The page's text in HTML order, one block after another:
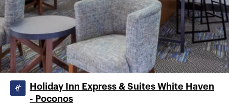
Holiday Inn Express & Suites White Haven
- Poconos